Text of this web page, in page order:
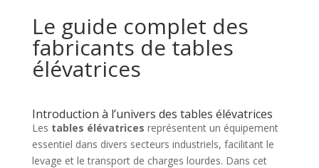
Le guide complet des
fabricants de tables
élévatrices
Introduction à l’univers des tables élévatrices
Les tables élévatrices représentent un équipement
essentiel dans divers secteurs industriels, facilitant le
levage et le transport de charges lourdes. Dans cet